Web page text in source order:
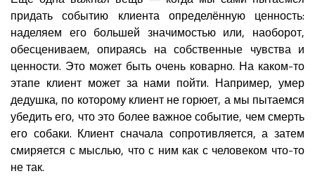
придать событию клиента определённую ценность:
наделяем его большей значимостью или, наоборот,
обесцениваем, опираясь на собственные чувства и
ценности. Это может быть очень коварно. На каком-то
этапе клиент может за нами пойти. Например, умер
дедушка, по которому клиент не горюет, а мы пытаемся
убедить его, что это более важное событие, чем смерть
его собаки. Клиент сначала сопротивляется, а затем
смиряется с мыслью, что с ним как с человеком что-то
не так.